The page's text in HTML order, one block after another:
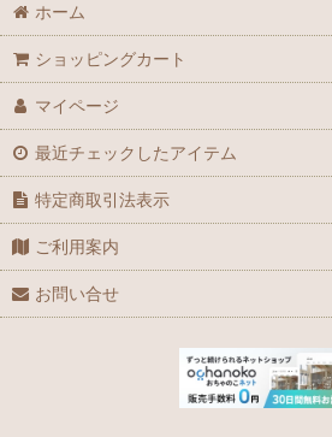
ホーム
ショッピングカート
マイページ
最近チェックしたアイテム
特定商取引法表示
ご利用案内
お問い合せ